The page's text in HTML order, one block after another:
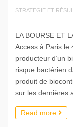
STRATEGIE ET
LA BOURSE ET
Access à Paris le
producteur d’un
risque bactérien
produit de
sur les dernières
Read more